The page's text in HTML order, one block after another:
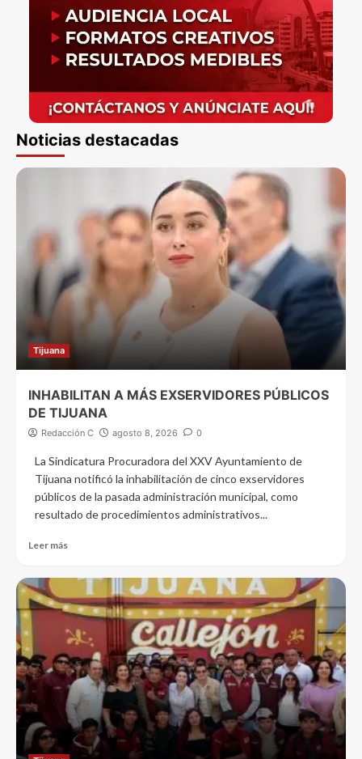
Noticias destacadas
Tijuana
INHABILITAN A MÁS EXSERVIDORES PÚBLICOS
DE TIJUANA
Redacción C agosto 8, 2026 0
La Sindicatura Procuradora del XXV Ayuntamiento de
Tijuana notificó la inhabilitación de cinco exservidores
públicos de la pasada administración municipal, como
resultado de procedimientos administrativos...
Leer más